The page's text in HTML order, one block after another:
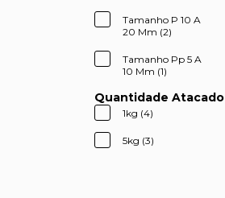
Tamanho P 10 A
20 Mm (2)
Tamanho Pp 5 A
10 Mm (1)
Quantidade Atacado
1kg (4)
5kg (3)